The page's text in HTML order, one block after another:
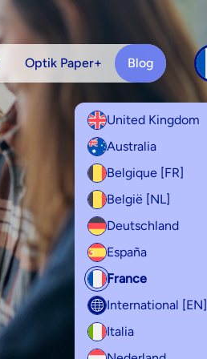
Optik Paper+ Blog
United Kingdom
Australia
Belgique [FR]
België [NL]
Deutschland
España
France
International [EN]
Italia